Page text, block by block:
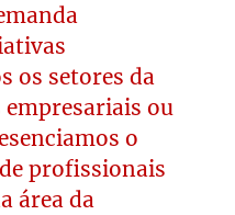
os setores da
empresariais ou
o
profissionais
área da